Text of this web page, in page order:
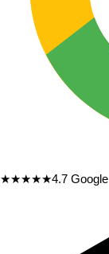
★★★★★4.7 Google